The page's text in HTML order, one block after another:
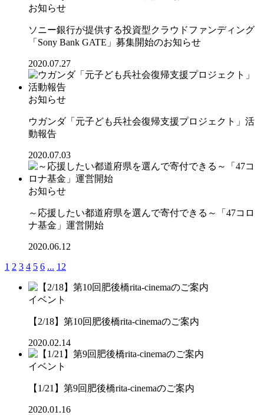
お知らせ
ソニー銀行が提供する投資型クラウドファンディング
「Sony Bank GATE」募集開始のお知らせ
2020.07.27
お知らせ
ウガンダ「元子ども兵社会復帰支援プロジェクト」活
動報告
2020.07.03
お知らせ
～応援したい都道府県を選んで寄付できる～「47コロ
ナ基金」運営開始
2020.06.12
1 2 3 4 5 6 ... 12
イベント
【2/18】第10回肥後橋rita-cinemaのご案内
2020.02.14
イベント
【1/21】第9回肥後橋rita-cinemaのご案内
2020.01.16